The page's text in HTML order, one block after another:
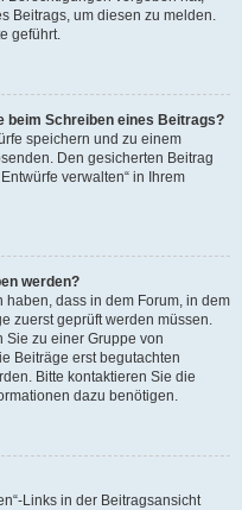
Beitrags, um diesen zu melden.
geführt.
beim Schreiben eines Beitrags?
speichern und zu einem
Den gesicherten Beitrag
verwalten“ in Ihrem
werden?
dass in dem Forum, in dem
zuerst geprüft werden müssen.
Sie zu einer Gruppe von
Beiträge erst begutachten
Bitte kontaktieren Sie die
dazu benötigen.
Links in der Beitragsansicht